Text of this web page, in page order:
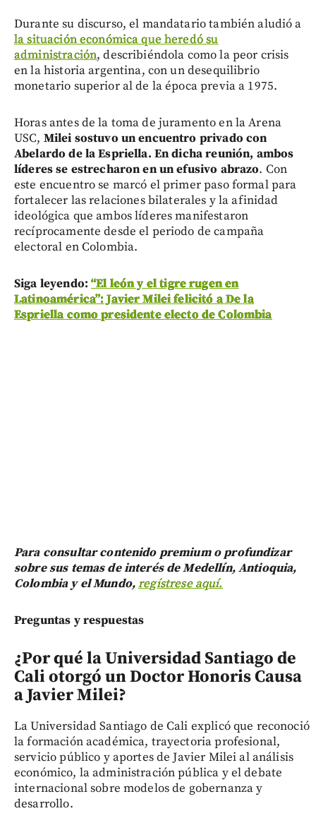
Durante su discurso, el mandatario también aludió a
la situación económica que heredó su
administración, describiéndola como la peor crisis
en la historia argentina, con un desequilibrio
monetario superior al de la época previa a 1975.
Horas antes de la toma de juramento en la Arena
USC, Milei sostuvo un encuentro privado con
Abelardo de la Espriella. En dicha reunión, ambos
líderes se estrecharon en un efusivo abrazo. Con
este encuentro se marcó el primer paso formal para
fortalecer las relaciones bilaterales y la afinidad
ideológica que ambos líderes manifestaron
recíprocamente desde el periodo de campaña
electoral en Colombia.
Siga leyendo:“El león y el tigre rugen en
Latinoamérica”: Javier Milei felicitó a De la
Espriella como presidente electo de Colombia
Para consultar contenido premium o profundizar
sobre sus temas de interés de Medellín, Antioquia,
Colombia y el Mundo,regístrese aquí.
Preguntas y respuestas
¿Por qué la Universidad Santiago de
Cali otorgó un Doctor Honoris Causa
a Javier Milei?
La Universidad Santiago de Cali explicó que reconoció
la formación académica, trayectoria profesional,
servicio público y aportes de Javier Milei al análisis
económico, la administración pública y el debate
internacional sobre modelos de gobernanza y
desarrollo.